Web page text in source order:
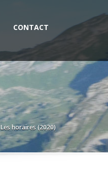
CONTACT
Les horaires (2020)